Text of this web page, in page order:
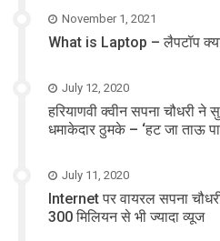
November 1, 2021
What is Laptop – लैपटॉप
July 12, 2020
हरियाणवी क्वीन सपना चौधरी ने
धमाकेदार ठुमके – ‘हट जा ताऊ
July 11, 2020
Internet पर वायरल सपना
300 मिलियन से भी ज्यादा व्यूज